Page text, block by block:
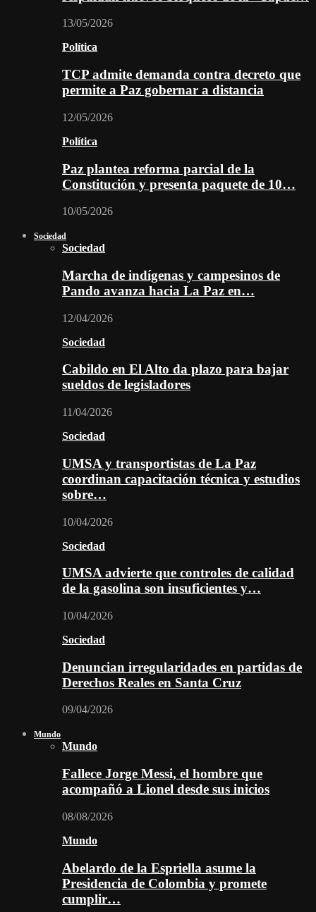
13/05/2026
Política
TCP admite demanda contra decreto que
permite a Paz gobernar a distancia
12/05/2026
Política
Paz plantea reforma parcial de la
Constitución y presenta paquete de 10…
10/05/2026
Sociedad
Sociedad
Marcha de indígenas y campesinos de
Pando avanza hacia La Paz en…
12/04/2026
Sociedad
Cabildo en El Alto da plazo para bajar
sueldos de legisladores
11/04/2026
Sociedad
UMSA y transportistas de La Paz
coordinan capacitación técnica y estudios
sobre…
10/04/2026
Sociedad
UMSA advierte que controles de calidad
de la gasolina son insuficientes y…
10/04/2026
Sociedad
Denuncian irregularidades en partidas de
Derechos Reales en Santa Cruz
09/04/2026
Mundo
Mundo
Fallece Jorge Messi, el hombre que
acompañó a Lionel desde sus inicios
08/08/2026
Mundo
Abelardo de la Espriella asume la
Presidencia de Colombia y promete
cumplir…